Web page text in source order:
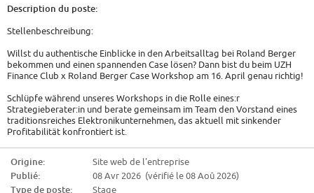
Description du poste:
Stellenbeschreibung:
Willst du authentische Einblicke in den Arbeitsalltag bei Roland Berger
bekommen und einen spannenden Case lösen? Dann bist du beim UZH
Finance Club x Roland Berger Case Workshop am 16. April genau richtig!
Schlüpfe während unseres Workshops in die Rolle eines:r
Strategieberater:in und berate gemeinsam im Team den Vorstand eines
traditionsreiches Elektronikunternehmen, das aktuell mit sinkender
Profitabilität konfrontiert ist.
Lerne Roland Berger kennen, erfahre mehr über deine Karriere- und
Einstiegsmöglichkeiten bei uns und stelle all deine persönlichen Fragen.
Origine:
Site web de l'entreprise
Publié:
08 Avr 2026 (vérifié le 08 Aoû 2026)
Type de poste:
Stage